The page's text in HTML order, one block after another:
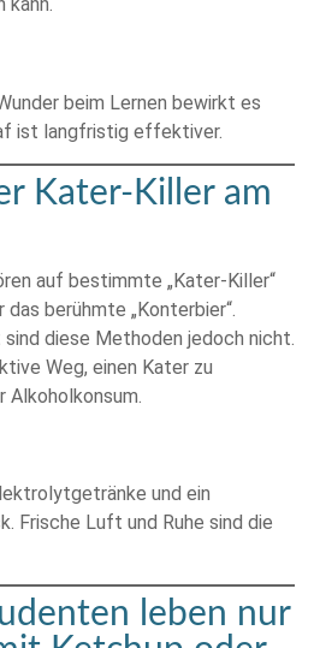
beim Lernen bewirkt es
ist langfristig effektiver.
Kater-Killer am
auf bestimmte „Kater-Killer“
berühmte „Konterbier“.
diese Methoden jedoch nicht.
Weg, einen Kater zu
Alkoholkonsum.
und ein
Frische Luft und Ruhe sind die
leben nur